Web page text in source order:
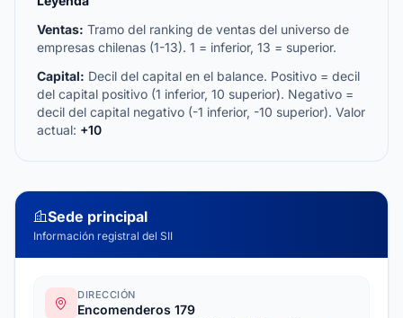
Ventas: Tramo del ranking de ventas del universo de
empresas chilenas (1-13). 1 = inferior, 13 = superior.
Capital: Decil del capital en el balance. Positivo = decil
del capital positivo (1 inferior, 10 superior). Negativo =
decil del capital negativo (-1 inferior, -10 superior). Valor
actual: +10
Sede principal
Información registral del SII
DIRECCIÓN
Encomenderos 179